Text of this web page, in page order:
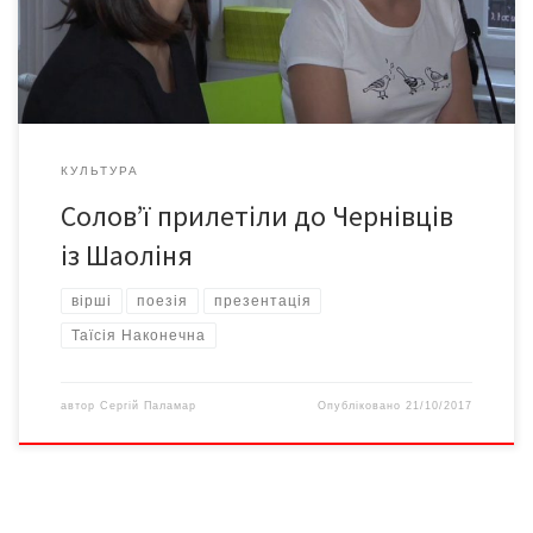
запланованих у 11 містах України. До збірки увійшли вірші
різних років, об’єднані ідеєю пошуку себе і свого шляху у […]
КУЛЬТУРА
Солов’ї прилетіли до Чернівців
із Шаоліня
вірші поезія презентація
Таїсія Наконечна
автор Сергій Паламар Опубліковано21/10/2017